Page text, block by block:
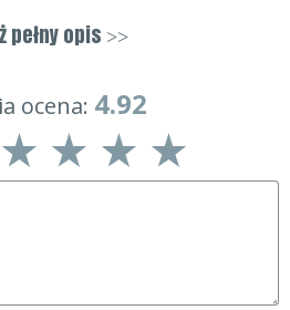
z japońskiej huty SEKI.
stali, jakie są używane do
nowego tworzywa na bazie z
,czyli żywica z zatopionymi
Taka rękojeść jest odporna na
i chemiczne. W blokadzie
– wycięcie Boye Detent które
wciśnięciu przy mocnym
rękojeść została dodatkowo
pełny opis >>
ocena: 4.92